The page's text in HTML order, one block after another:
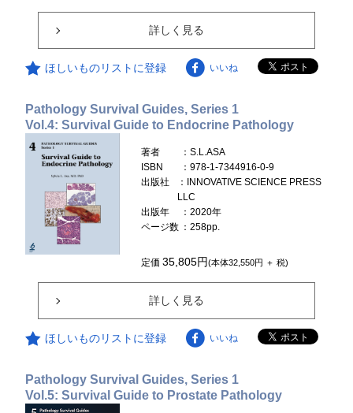
詳しく見る
ほしいものリストに登録 いいね
Pathology Survival Guides, Series 1
Vol.4: Survival Guide to Endocrine Pathology
著者
：S.L.ASA
ISBN
：978-1-7344916-0-9
出版社
：INNOVATIVE SCIENCE PRESS
LLC
出版年
：2020年
ページ数 ：258pp.
定価35,805円(本体32,550円 ＋ 税)
詳しく見る
ほしいものリストに登録 いいね
Pathology Survival Guides, Series 1
Vol.5: Survival Guide to Prostate Pathology